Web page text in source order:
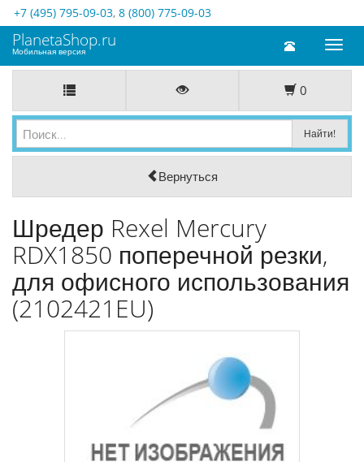
+7 (495) 795-09-03, 8 (800) 775-09-03
Toggle
PlanetaShop.ru
Мобильная версия
0
Вернуться
Шредер Rexel Mercury
RDX1850 поперечной резки,
для офисного использования
(2102421EU)